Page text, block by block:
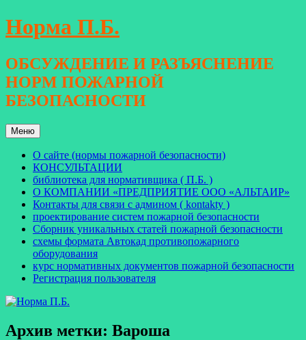
Перейти
к
Норма П.Б.
ОБСУЖДЕНИЕ И РАЗЪЯСНЕНИЕ
НОРМ ПОЖАРНОЙ
БЕЗОПАСНОСТИ
Меню
О сайте (нормы пожарной безопасности)
КОНСУЛЬТАЦИИ
библиотека для нормативщика ( П.Б. )
О КОМПАНИИ «ПРЕДПРИЯТИЕ ООО «АЛЬТАИР»
Контакты для связи с админом ( kontakty )
проектирование систем пожарной безопасности
Сборник уникальных статей пожарной безопасности
схемы формата Автокад противопожарного
оборудования
курс нормативных документов пожарной безопасности
Регистрация пользователя
Архив метки: Вароша